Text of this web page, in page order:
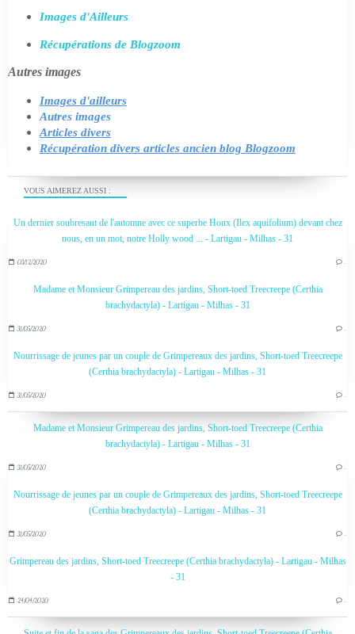
VOUS AIMEREZ AUSSI :
Un dernier soubresaut de l'automne avec ce superbe Houx (Ilex aquifolium) devant chez
nous, en un mot, notre Holly wood ... - Lartigau - Milhas - 31
03/12/2020 …
Madame et Monsieur Grimpereau des jardins, Short-toed Treecreepe (Certhia
brachydactyla) - Lartigau - Milhas - 31
31/05/2020 …
Nourrissage de jeunes par un couple de Grimpereaux des jardins, Short-toed Treecreepe
(Certhia brachydactyla) - Lartigau - Milhas - 31
31/05/2020 …
Madame et Monsieur Grimpereau des jardins, Short-toed Treecreepe (Certhia
brachydactyla) - Lartigau - Milhas - 31
31/05/2020 …
Nourrissage de jeunes par un couple de Grimpereaux des jardins, Short-toed Treecreepe
(Certhia brachydactyla) - Lartigau - Milhas - 31
31/05/2020 …
Grimpereau des jardins, Short-toed Treecreepe (Certhia brachydactyla) - Lartigau - Milhas
- 31
24/04/2020 …
Images d'Ailleurs
Récupérations de Blogzoom
Autres images
Images d'ailleurs
Autres images
Articles divers
Récupération divers articles ancien blog Blogzoom